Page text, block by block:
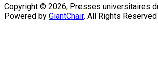
Copyright © 2026, Presses universitaires
Powered by GiantChair. All Rights Reserved